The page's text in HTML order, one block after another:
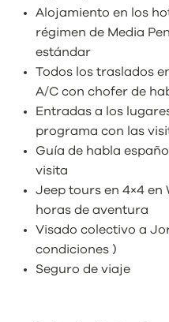
Alojamiento en los
régimen de Media
estándar
Todos los traslados
A/C con chofer de
Entradas a los
programa con las
Guía de habla
visita
Jeep tours en 4×4 en
horas de aventura
Visado colectivo a
condiciones )
Seguro de viaje